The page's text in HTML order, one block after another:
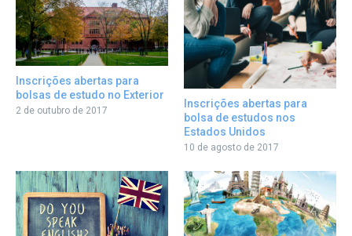
Inscrições abertas para
bolsas de estudo no Exterior
2 de outubro de 2017
Inscrições abertas para
bolsa de estudos nos
Estados Unidos
10 de agosto de 2017